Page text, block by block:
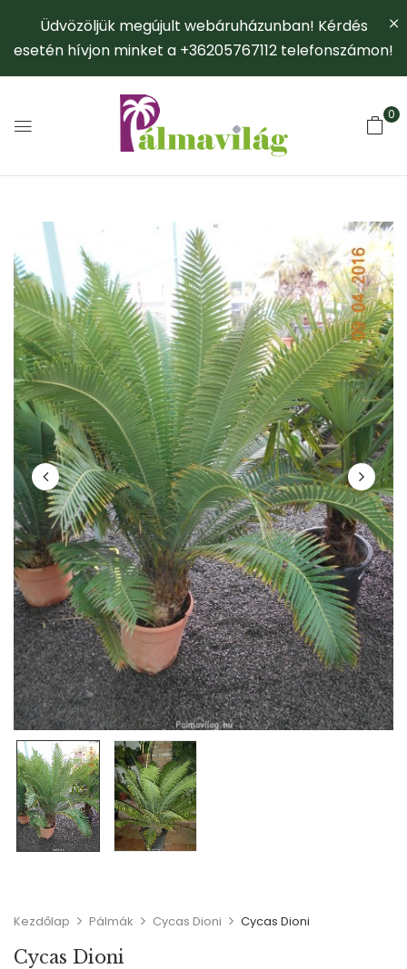
Üdvözöljük megújult webáruházunban! Kérdés
esetén hívjon minket a +36205767112 telefonszámon!
0
Kezdőlap Pálmák Cycas Dioni Cycas Dioni
Cycas Dioni